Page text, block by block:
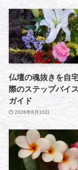
仏壇の魂抜きを自
際のステップバイ
ガイド
2026年8月10日